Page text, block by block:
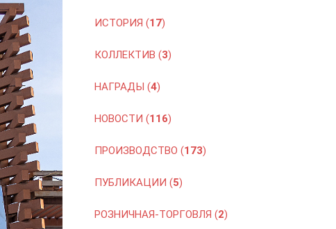
ИСТОРИЯ (17)
КОЛЛЕКТИВ (3)
НАГРАДЫ (4)
НОВОСТИ (116)
ПРОИЗВОДСТВО (173)
ПУБЛИКАЦИИ (5)
РОЗНИЧНАЯ-ТОРГОВЛЯ (2)